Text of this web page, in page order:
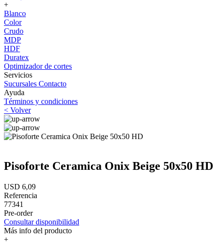
+
Blanco
Color
Crudo
MDP
HDF
Duratex
Optimizador de cortes
Servicios
Sucursales Contacto
Ayuda
Términos y condiciones
< Volver
Pisoforte Ceramica Onix Beige 50x50 HD
USD 6,09
Referencia
77341
Pre-order
Consultar disponibilidad
Más info del producto
+